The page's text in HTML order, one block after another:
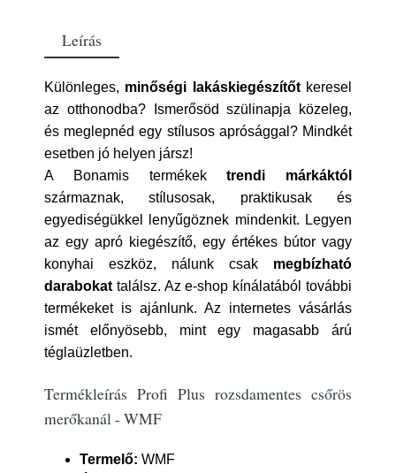
Leírás
Különleges, minőségi lakáskiegészítőtkeresel
az otthonodba? Ismerősöd szülinapja közeleg,
és meglepnéd egy stílusos aprósággal? Mindkét
esetben jó helyen jársz!
A Bonamis termékektrendi márkáktól
származnak, stílusosak, praktikusak és
egyediségükkel lenyűgöznek mindenkit. Legyen
az egy apró kiegészítő, egy értékes bútor vagy
konyhai eszköz, nálunk csak megbízható
darabokat találsz. Az e-shop kínálatából további
termékeket is ajánlunk. Az internetes vásárlás
ismét előnyösebb, mint egy magasabb árú
téglaüzletben.
Termékleírás Profi Plus rozsdamentes csőrös
merőkanál - WMF
Termelő: WMF